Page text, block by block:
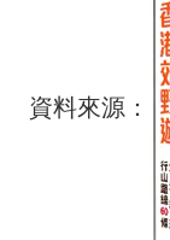
資料來源：